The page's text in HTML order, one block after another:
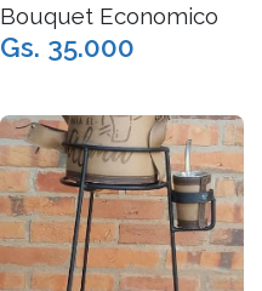
Bouquet Economico
Gs. 35.000